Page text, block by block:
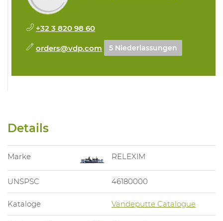
+32 3 820 98 60
orders@vdp.com 5 Niederlassungen
Details
Marke RELEXIM
UNSPSC 46180000
Kataloge Vandeputte Catalogue